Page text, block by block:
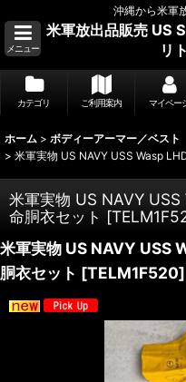
沖縄から米軍
メニュー
米軍放出品販売 US
リ
カテゴリ ご利用案内 マイペー
ホーム > ボディーアーマー／ベスト
> 米軍実物 US NAVY USS Wasp
米軍実物 US NAVY
命胴衣セット [
米軍実物 US NAVY USS
胴衣セット [TELM1F520]